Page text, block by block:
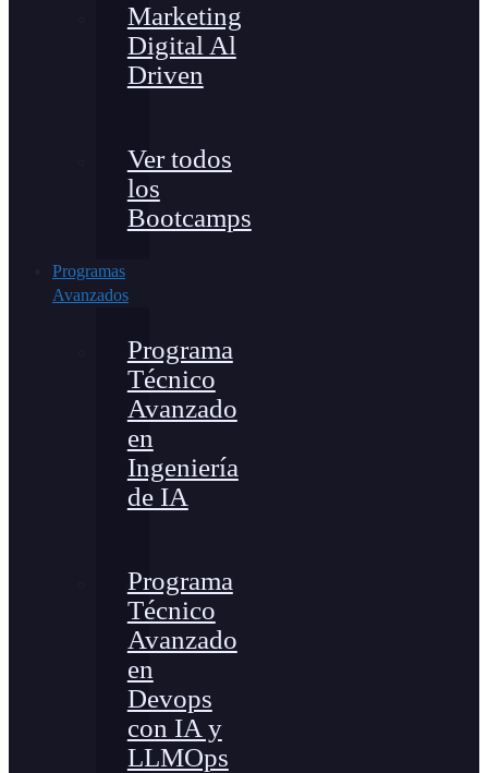
Marketing
Digital Al
Driven
Ver todos
los
Bootcamps
Programas
Avanzados
Programa
Técnico
Avanzado
en
Ingeniería
de IA
Programa
Técnico
Avanzado
en
Devops
con IA y
LLMOps